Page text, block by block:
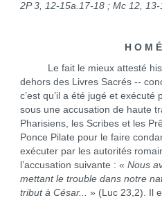
2P 3, 12-15a.17-18 ; Mc 12, 13-
H O M
Le fait le mieux attesté
dehors des Livres Sacrés --
c’est qu’il a été jugé et
sous une accusation de haute
Pharisiens, les Scribes et les
Ponce Pilate pour le faire
exécuter par les autorités
l’accusation suivante : « Nous
mettant le trouble dans notre
tribut à César... » (Luc 23,2). Il